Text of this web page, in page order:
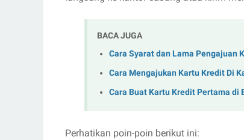
BACA JUGA
Cara Syarat dan Lama Pengajuan
Cara Mengajukan Kartu Kredit Di
Cara Buat Kartu Kredit Pertama di
Perhatikan poin-poin berikut ini: